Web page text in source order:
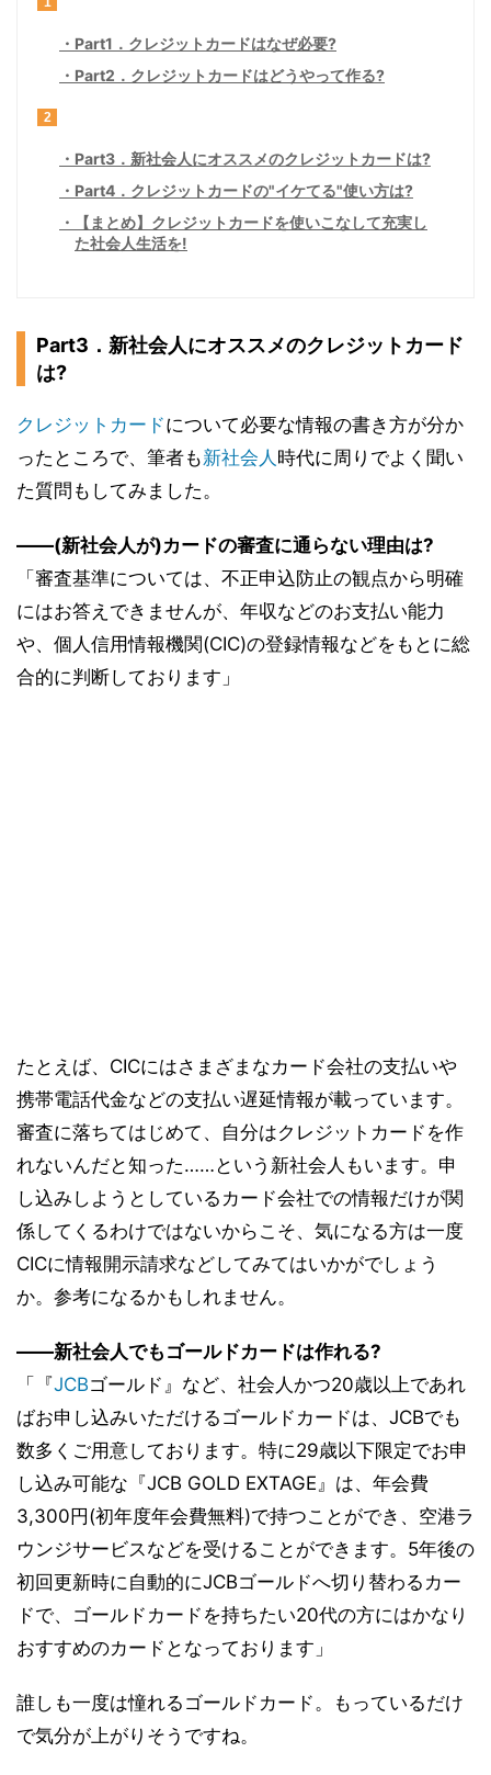
Part1．クレジットカードはなぜ必要?
Part2．クレジットカードはどうやって作る?
2
Part3．新社会人にオススメのクレジットカードは?
Part4．クレジットカードの"イケてる"使い方は?
【まとめ】クレジットカードを使いこなして充実し
た社会人生活を!
Part3．新社会人にオススメのクレジットカード
は?
クレジットカードについて必要な情報の書き方が分か
ったところで、筆者も新社会人 時代に周りでよく聞い
た質問もしてみました。
――(新社会人が)カードの審査に通らない理由は?
「審査基準については、不正申込防止の観点から明確
にはお答えできませんが、年収などのお支払い能力
や、個人信用情報機関(CIC)の登録情報などをもとに総
合的に判断しております」
たとえば、CICにはさまざまなカード会社の支払いや
携帯電話代金などの支払い遅延情報が載っています。
審査に落ちてはじめて、自分はクレジットカードを作
れないんだと知った……という新社会人もいます。申
し込みしようとしているカード会社での情報だけが関
係してくるわけではないからこそ、気になる方は一度
CICに情報開示請求などしてみてはいかがでしょう
か。参考になるかもしれません。
――新社会人でもゴールドカードは作れる?
「『JCBゴールド』など、社会人かつ20歳以上であれ
ばお申し込みいただけるゴールドカードは、JCBでも
数多くご用意しております。特に29歳以下限定でお申
し込み可能な『JCB GOLD EXTAGE』は、年会費
3,300円(初年度年会費無料)で持つことができ、空港ラ
ウンジサービスなどを受けることができます。5年後の
初回更新時に自動的にJCBゴールドへ切り替わるカー
ドで、ゴールドカードを持ちたい20代の方にはかなり
おすすめのカードとなっております」
誰しも一度は憧れるゴールドカード。もっているだけ
で気分が上がりそうですね。